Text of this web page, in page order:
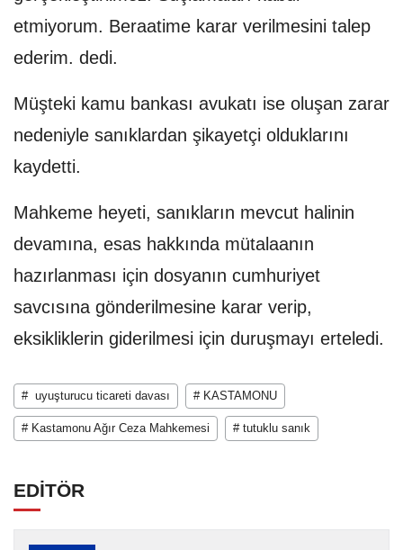
etmiyorum. Beraatime karar verilmesini talep
ederim. dedi.
Müşteki kamu bankası avukatı ise oluşan zarar
nedeniyle sanıklardan şikayetçi olduklarını
kaydetti.
Mahkeme heyeti, sanıkların mevcut halinin
devamına, esas hakkında mütalaanın
hazırlanması için dosyanın cumhuriyet
savcısına gönderilmesine karar verip,
eksikliklerin giderilmesi için duruşmayı erteledi.
# uyuşturucu ticareti davası # KASTAMONU
# Kastamonu Ağır Ceza Mahkemesi # tutuklu sanık
EDİTÖR